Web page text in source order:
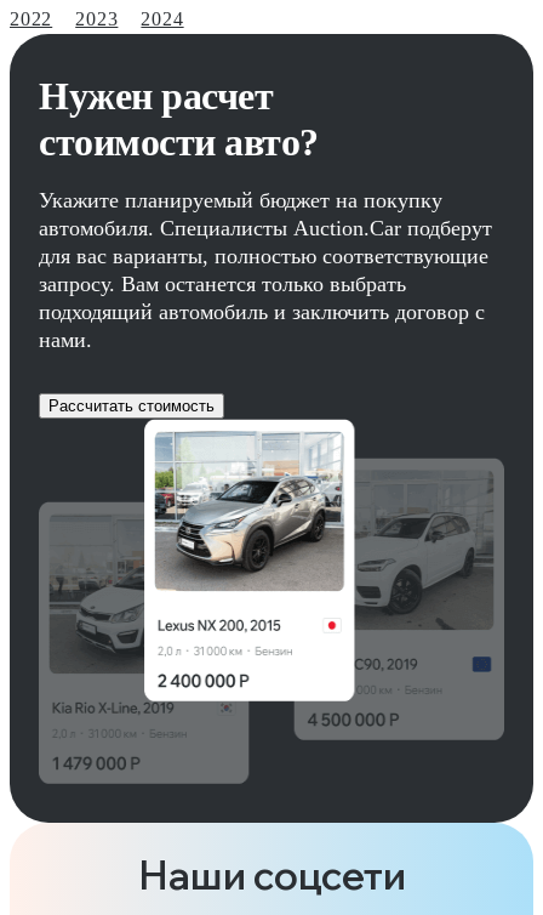
2022 2023 2024
Нужен расчет
стоимости авто?
Укажите планируемый бюджет на покупку
автомобиля. Специалисты Auction.Car подберут
для вас варианты, полностью соответствующие
запросу. Вам останется только выбрать
подходящий автомобиль и заключить договор с
нами.
Рассчитать стоимость
Наши соцсети